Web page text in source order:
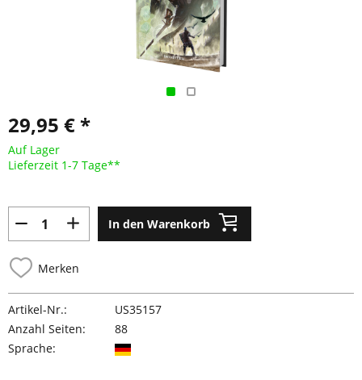
29,95 € *
Auf Lager
Lieferzeit 1-7 Tage**
In den Warenkorb
Merken
Artikel-Nr.:
US35157
Anzahl Seiten:
88
Sprache: